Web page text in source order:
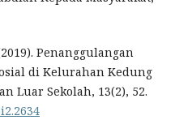
Penanggulangan
di Kelurahan Kedung
Luar Sekolah, 13(2), 52.